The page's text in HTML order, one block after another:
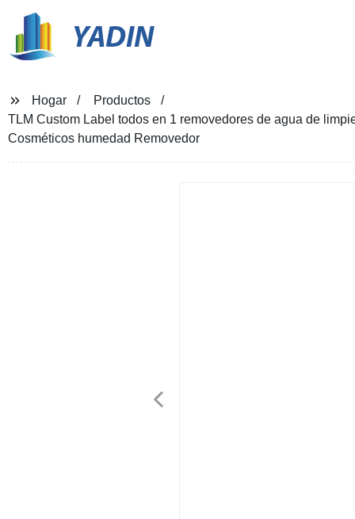
YADIN
Hogar
Productos
TLM Custom Label todos en 1 removedores de agua de
Cosméticos humedad Removedor